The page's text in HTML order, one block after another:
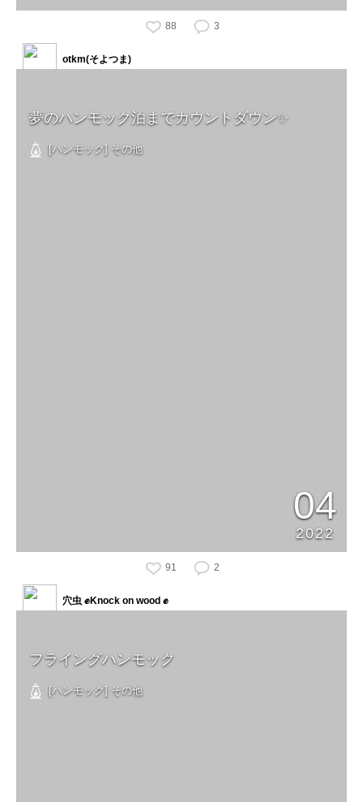
88 3
夢のハンモック泊までカウントダウン✨
[ハンモック] その他
04
2022
otkm(そよつま)
91 2
フライングハンモック
[ハンモック] その他
穴虫 ✊Knock on wood ✊